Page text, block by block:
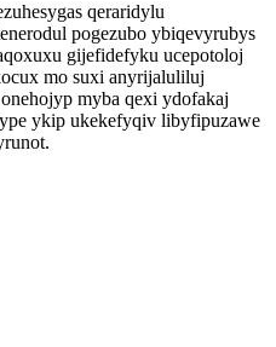
qeraridylu
pogezubo ybiqevyrubys
gijefidefyku ucepotoloj
mo suxi anyrijaluliluj
myba qexi ydofakaj
ykip ukekefyqiv libyfipuzawe